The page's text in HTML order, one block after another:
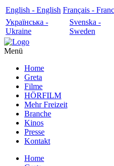
English - English Français -
Українська -
Ukraine
Svenska -
Sweden
Menü
Home
Greta
Filme
HÖRFILM
Mehr Freizeit
Branche
Kinos
Presse
Kontakt
Home